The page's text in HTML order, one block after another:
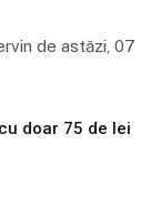
de astăzi, 07
doar 75 de lei